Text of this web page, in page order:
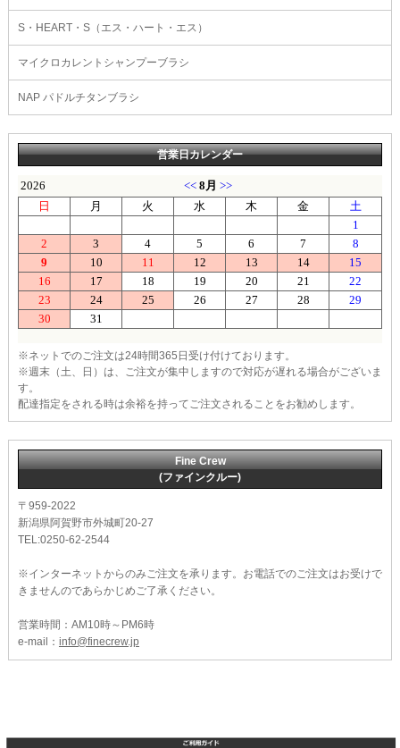
S・HEART・S（エス・ハート・エス）
マイクロカレントシャンプーブラシ
NAP パドルチタンブラシ
営業日カレンダー
※ネットでのご注文は24時間365日受け付けております。
※週末（土、日）は、ご注文が集中しますので対応が遅れる場合がございま
す。
配達指定をされる時は余裕を持ってご注文されることをお勧めします。
Fine Crew
(ファインクルー)
〒959-2022
新潟県阿賀野市外城町20-27
TEL:0250-62-2544
※インターネットからのみご注文を承ります。お電話でのご注文はお受けで
きませんのであらかじめご了承ください。
営業時間：AM10時～PM6時
e-mail： info@finecrew.jp